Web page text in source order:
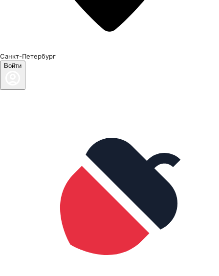
Санкт-Петербург
Войти